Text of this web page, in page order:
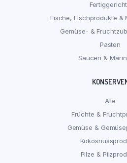
Fische, Fischprodukte &
Gemüse- &
Pasten
Saucen &
Alle
Früchte &
Gemüse &
Pilze &